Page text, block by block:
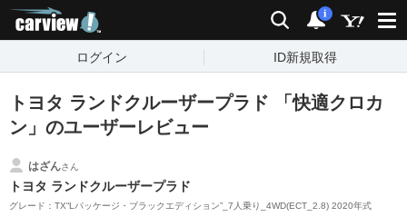
検索 通知
i
ログイン ID新規取得
トヨタ ランドクルーザープラド 「快適クロカ
ン」のユーザーレビュー
はざんさん
トヨタ ランドクルーザープラド
グレード：TX“Lパッケージ・ブラックエディション”_7人乗り_4WD(ECT_2.8) 2020年式